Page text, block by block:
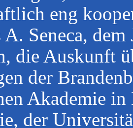
eng
Seneca,
die Auskunft
der
Akademie
der